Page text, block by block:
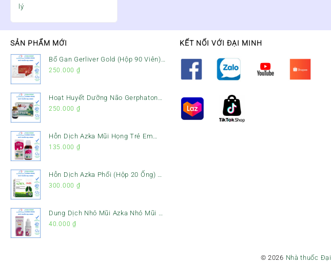
lý
SẢN PHẨM MỚI
Bổ Gan Gerliver Gold (Hộp 90 Viên)
– Hỗ Trợ Giải Độc Gan, Mát Gan &
250.000 ₫
Hoạt Huyết Dưỡng Não Gerphaton
Gold Hộp 120 Viên – Giảm Đau Đầu,
250.000 ₫
Hỗn Dịch Azka Mũi Họng Trẻ Em
(Chai 120ml) – Giảm Ho, Tiêu Đờm
135.000 ₫
Hỗn Dịch Azka Phổi (Hộp 20 Ống) –
Hỗ Trợ Giảm Ho, Tiêu Đờm & Bổ
300.000 ₫
Dung Dịch Nhỏ Mũi Azka Nhỏ Mũi –
Giảm Ngạt Mũi, Sổ Mũi Cho Trẻ Sơ
40.000 ₫
KẾT NỐI VỚI ĐẠI MINH
© 2026 Nhà thuốc